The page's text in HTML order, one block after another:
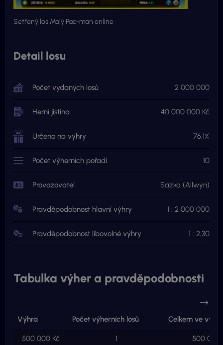
Setřený los Malý Pac-man online
Detail losu
Počet vydaných losů 2 000 000
Herní jistina 40 000 000 Kč
Určeno na výhry 76.1%
Počet výherních pořadí 10
Provozovatel Sazka (Allwyn)
Pravděpodobnost hlavní výhry 1 : 2 000 000
Pravděpodobnost libovolné výhry 1 : 2,30
Tabulka výher a pravděpodobnosti
Výhra Počet výherních losů Celkem ve
500 000 Kč 1 500 000